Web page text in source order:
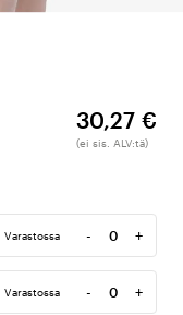
30,27 €
(ei sis. ALV:tä)
Varastossa -
Määrä
+
Varastossa -
Määrä
+